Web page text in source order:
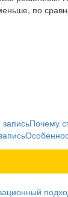
по
Почему